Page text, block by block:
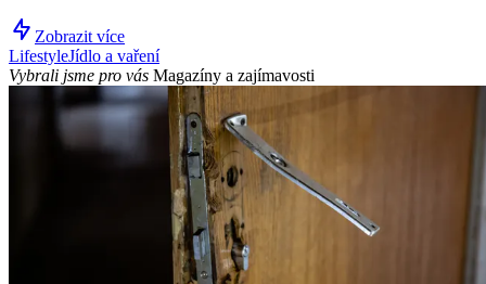
Zobrazit více
LifestyleJídlo a vaření
Vybrali jsme pro vás Magazíny a zajímavosti